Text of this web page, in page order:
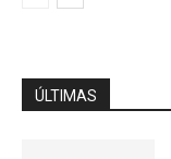
ÚLTIMAS